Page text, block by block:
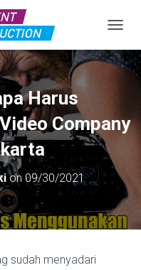
Harus
Company
on 09/30/2021
sudah menyadari